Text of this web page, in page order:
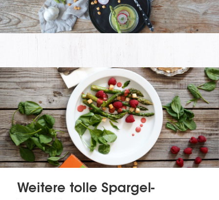
Weitere tolle Spargel-